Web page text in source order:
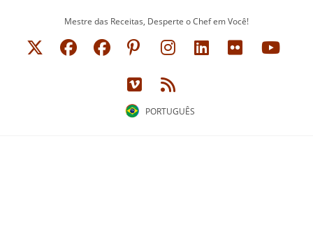
Mestre das Receitas, Desperte o Chef em Você!
PORTUGUÊS